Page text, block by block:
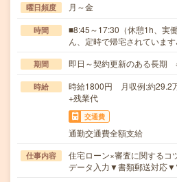
曜日頻度 月～金
時間
■8:45～17:30（休憩1h、実
ん、定時で帰宅されていま
期間 即日～契約更新のある長期
時給
時給1800円 月収例:約29.2
+残業代
交通費
通勤交通費全額支給
仕事内容
住宅ローン×審査に関する
データ入力▼書類郵送対応